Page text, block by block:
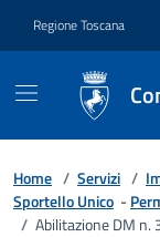
Regione Toscana
Home / Servizi /
Sportello Unico -
/ Abilitazione DM